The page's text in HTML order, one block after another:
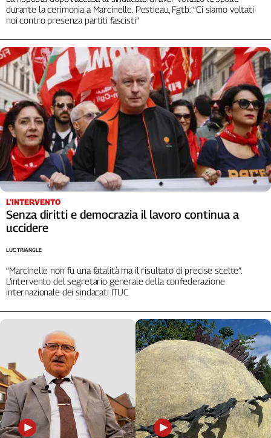
L'Italia
nel
Lavoro
Territori
Abruzzo-
Molise
Alto
Adige
Basilicata
Calabria
Campania
Romagna
Friuli
Venezia
Liguria
Lombardia
Piemonte
Sardegna
Sicilia
Toscana
Trentino
Umbria
Valle
durante la cerimonia a Marcinelle. Pestieau, Fgtb: “Ci siamo voltati
noi contro presenza partiti fascisti”
L'INTERVENTO
Senza diritti e democrazia il lavoro continua a
uccidere
“Marcinelle non fu una fatalità ma il risultato di precise scelte”.
L’intervento del segretario generale della confederazione
internazionale dei sindacati ITUC
LUC TRIANGLE